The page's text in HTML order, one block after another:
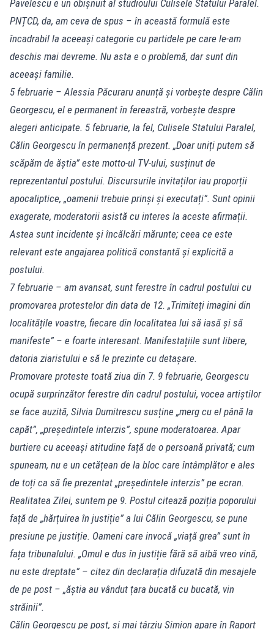
Pavelescu e un obișnuit al studioului Culisele Statului Paralel.
PNȚCD, da, am ceva de spus – în această formulă este
încadrabil la aceeași categorie cu partidele pe care le-am
deschis mai devreme. Nu asta e o problemă, dar sunt din
aceeași familie.
5 februarie – Alessia Păcuraru anunță și vorbește despre Călin
Georgescu, el e permanent în fereastră, vorbește despre
alegeri anticipate. 5 februarie, la fel, Culisele Statului Paralel,
Călin Georgescu în permanență prezent. „Doar uniți putem să
scăpăm de ăștia” este motto-ul TV-ului, susținut de
reprezentantul postului. Discursurile invitaților iau proporții
apocaliptice, „oamenii trebuie prinși și executați”. Sunt opinii
exagerate, moderatorii asistă cu interes la aceste afirmații.
Astea sunt incidente și încălcări mărunte; ceea ce este
relevant este angajarea politică constantă și explicită a
postului.
7 februarie – am avansat, sunt ferestre în cadrul postului cu
promovarea protestelor din data de 12. „Trimiteți imagini din
localitățile voastre, fiecare din localitatea lui să iasă și să
manifeste” – e foarte interesant. Manifestațiile sunt libere,
datoria ziaristului e să le prezinte cu detașare.
Promovare proteste toată ziua din 7. 9 februarie, Georgescu
ocupă surprinzător ferestre din cadrul postului, vocea artiștilor
se face auzită, Silvia Dumitrescu susține „merg cu el până la
capăt”, „președintele interzis”, spune moderatoarea. Apar
burtiere cu aceeași atitudine față de o persoană privată; cum
spuneam, nu e un cetățean de la bloc care întâmplător e ales
de toți ca să fie prezentat „președintele interzis” pe ecran.
Realitatea Zilei, suntem pe 9. Postul citează poziția poporului
față de „hărțuirea în justiție” a lui Călin Georgescu, se pune
presiune pe justiție. Oameni care invocă „viață grea” sunt în
fața tribunalului. „Omul e dus în justiție fără să aibă vreo vină,
nu este dreptate” – citez din declarația difuzată din mesajele
de pe post – „ăștia au vândut țara bucată cu bucată, vin
străinii”.
Călin Georgescu pe post, și mai târziu Simion apare în Raport